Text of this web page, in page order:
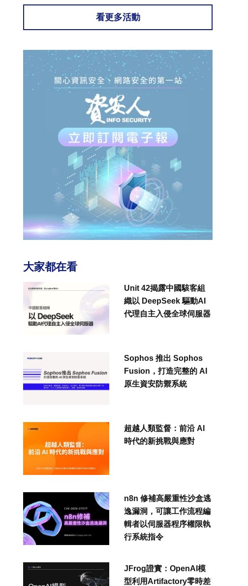
看更多活動
大家都在看
Unit 42揭露中國駭客組
織以 DeepSeek 驅動AI
代理自主入侵全球伺服器
Sophos 推出 Sophos
Fusion，打造完整的 AI
原生資安防禦系統
超越人類監督：前沿 AI
時代的新挑戰與應對
n8n 修補高嚴重性沙盒逃
逸漏洞，可讓工作流程編
輯者以伺服器程序權限執
行系統指令
JFrog證實：OpenAI模
型利用Artifactory零時差